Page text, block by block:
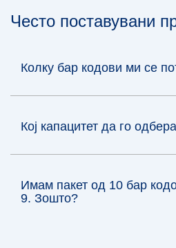
Често поставувани
Колку бар кодови ми се
Кој капацитет да го
Имам пакет од 10 бар
9. Зошто?